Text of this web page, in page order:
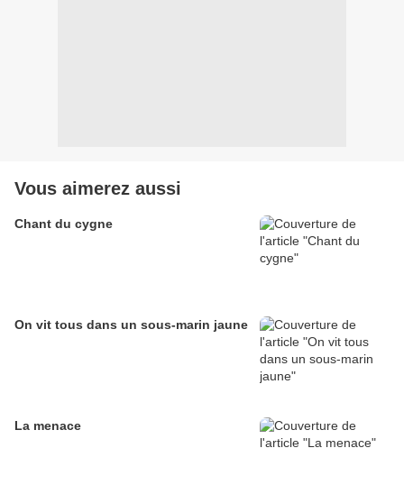
Vous aimerez aussi
Chant du cygne
On vit tous dans un sous-marin jaune
La menace